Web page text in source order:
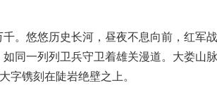
悠悠历史长河，昼夜不息向前，红军
同一列列卫兵守卫着雄关漫道。大娄山
字镌刻在陡岩绝壁之上。